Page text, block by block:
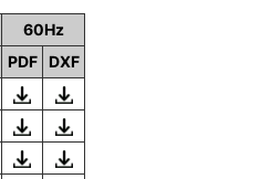
60Hz
PDF
DXF